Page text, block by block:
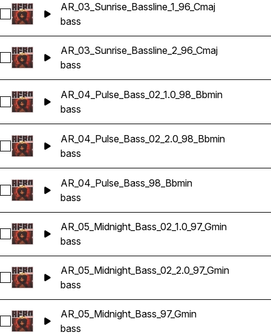
Sélectionnez AR_03_Sunrise_Bassline_1_96_Cmaj
AR_03_Sunrise_Bassline_1_96_Cmaj
bass
Sélectionnez AR_03_Sunrise_Bassline_2_96_Cmaj
AR_03_Sunrise_Bassline_2_96_Cmaj
bass
Sélectionnez AR_04_Pulse_Bass_02_1.0_98_Bbmin
AR_04_Pulse_Bass_02_1.0_98_Bbmin
bass
Sélectionnez AR_04_Pulse_Bass_02_2.0_98_Bbmin
AR_04_Pulse_Bass_02_2.0_98_Bbmin
bass
Sélectionnez AR_04_Pulse_Bass_98_Bbmin
AR_04_Pulse_Bass_98_Bbmin
bass
Sélectionnez AR_05_Midnight_Bass_02_1.0_97_Gmin
AR_05_Midnight_Bass_02_1.0_97_Gmin
bass
Sélectionnez AR_05_Midnight_Bass_02_2.0_97_Gmin
AR_05_Midnight_Bass_02_2.0_97_Gmin
bass
Sélectionnez AR_05_Midnight_Bass_97_Gmin
AR_05_Midnight_Bass_97_Gmin
bass